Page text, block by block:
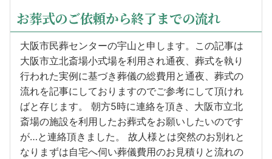
お葬式のご依頼から終了までの流れ
大阪市民葬センターの宇山と申します。この記事は
大阪市立北斎場小式場を利用され通夜、葬式を執り
行われた実例に基づき葬儀の総費用と通夜、葬式の
流れを記事にしておりますのでご参考にして頂けれ
ばと存じます。 朝方5時に連絡を頂き、大阪市立北
斎場の施設を利用したお葬式をお願いしたいのです
が…と連絡頂きました。 故人様とは突然のお別れと
なりまずは自宅へ伺い葬儀費用のお見積りと流れの